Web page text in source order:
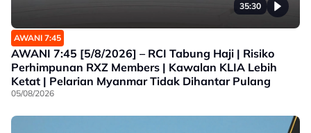
35:30
AWANI 7:45
AWANI 7:45 [5/8/2026] – RCI Tabung Haji | Risiko
Perhimpunan RXZ Members | Kawalan KLIA Lebih
Ketat | Pelarian Myanmar Tidak Dihantar Pulang
05/08/2026